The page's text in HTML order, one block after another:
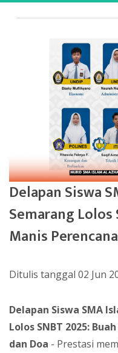
Delapan Siswa
Semarang Lolos
Manis
Ditulis tanggal 02 Jun
Delapan Siswa SMA
Lolos SNBT 2025:
dan Doa - Prestasi